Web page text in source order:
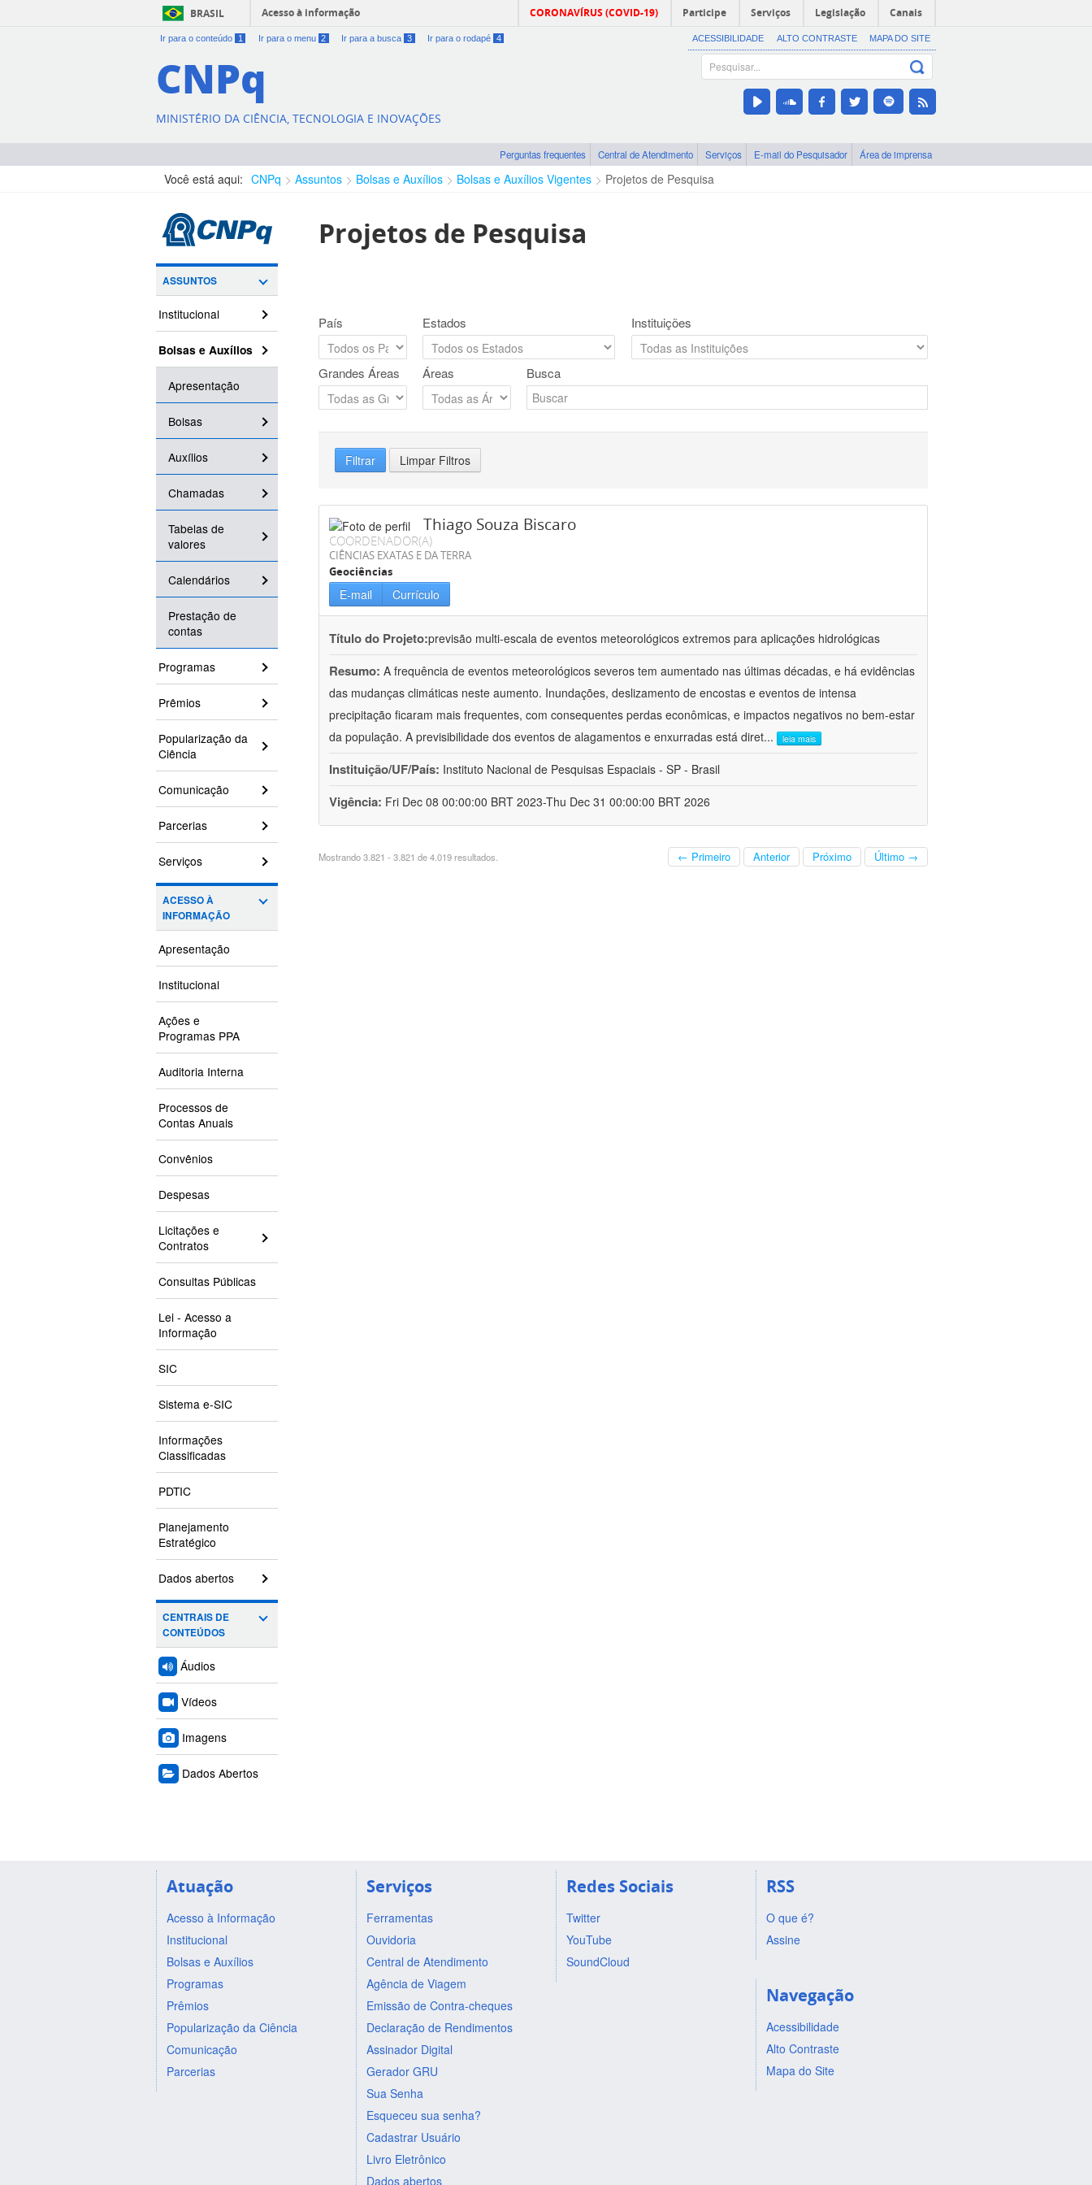
BRASIL Acesso à informação CORONAVÍRUS (COVID-19) Participe Serviços Legislação Canais
Ir para o conteúdo 1 Ir para o menu 2 Ir para a busca 3 Ir para o rodapé 4 ACESSIBILIDADE ALTO CONTRASTE MAPA DO SITE
CNPq
MINISTÉRIO DA CIÊNCIA, TECNOLOGIA E INOVAÇÕES
Perguntas frequentes Central de Atendimento Serviços E-mail do Pesquisador Área de imprensa
Você está aqui: CNPq Assuntos Bolsas e Auxílios Bolsas e Auxílios Vigentes Projetos de Pesquisa
ASSUNTOS
Institucional
Bolsas e Auxílios
Apresentação
Bolsas
Auxílios
Chamadas
Tabelas de
valores
Calendários
Prestação de
contas
Programas
Prêmios
Popularização da
Ciência
Comunicação
Parcerias
Serviços
ACESSO À
INFORMAÇÃO
Apresentação
Institucional
Ações e
Programas PPA
Auditoria Interna
Processos de
Contas Anuais
Convênios
Despesas
Licitações e
Contratos
Consultas Públicas
Lei - Acesso a
Informação
SIC
Sistema e-SIC
Informações
Classificadas
PDTIC
Planejamento
Estratégico
Dados abertos
CENTRAIS DE
CONTEÚDOS
Áudios
Vídeos
Imagens
Dados Abertos
Projetos de Pesquisa
País Estados Instituições
Grandes Áreas Áreas Busca
Filtrar Limpar Filtros
Thiago Souza Biscaro
COORDENADOR(A)
CIÊNCIAS EXATAS E DA TERRA
Geociências
E-mail Currículo
Título do Projeto:previsão multi-escala de eventos meteorológicos extremos para aplicações hidrológicas
Resumo: A frequência de eventos meteorológicos severos tem aumentado nas últimas décadas, e há evidências
das mudanças climáticas neste aumento. Inundações, deslizamento de encostas e eventos de intensa
precipitação ficaram mais frequentes, com consequentes perdas econômicas, e impactos negativos no bem-estar
da população. A previsibilidade dos eventos de alagamentos e enxurradas está diret... leia mais
Instituição/UF/País: Instituto Nacional de Pesquisas Espaciais - SP - Brasil
Vigência: Fri Dec 08 00:00:00 BRT 2023-Thu Dec 31 00:00:00 BRT 2026
Mostrando 3.821 - 3.821 de 4.019 resultados. ← Primeiro Anterior Próximo Último →
Atuação
Acesso à Informação
Institucional
Bolsas e Auxílios
Programas
Prêmios
Popularização da Ciência
Comunicação
Parcerias
Serviços
Ferramentas
Ouvidoria
Central de Atendimento
Agência de Viagem
Emissão de Contra-cheques
Declaração de Rendimentos
Assinador Digital
Gerador GRU
Sua Senha
Esqueceu sua senha?
Cadastrar Usuário
Livro Eletrônico
Dados abertos
Redes Sociais
Twitter
YouTube
SoundCloud
RSS
O que é?
Assine
Navegação
Acessibilidade
Alto Contraste
Mapa do Site